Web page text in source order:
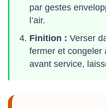
par gestes
l’air.
Finition : Verser
fermer et congeler
avant service,